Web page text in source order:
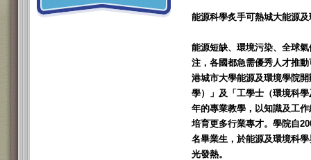
能源科學炙手可熱城大能源
能源短缺、環境污染、全球
注，各國都急需優秀人才推
港城市大學能源及環境學院
學）」及「工學士（環境科
年的專業教學，以知識及工
培育更多行業專才。學院自
名畢業生，於能源及環境科
光發熱。